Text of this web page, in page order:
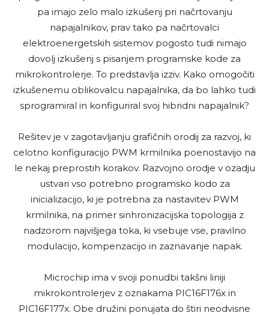
pa imajo zelo malo izkušenj pri načrtovanju
napajalnikov, prav tako pa načrtovalci
elektroenergetskih sistemov pogosto tudi nimajo
dovolj izkušenj s pisanjem programske kode za
mikrokontrolerje. To predstavlja izziv. Kako omogočiti
izkušenemu oblikovalcu napajalnika, da bo lahko tudi
sprogramiral in konfiguriral svoj hibridni napajalnik?
Rešitev je v zagotavljanju grafičnih orodij za razvoj, ki
celotno konfiguracijo PWM krmilnika poenostavijo na
le nekaj preprostih korakov. Razvojno orodje v ozadju
ustvari vso potrebno programsko kodo za
inicializacijo, ki je potrebna za nastavitev PWM
krmilnika, na primer sinhronizacijska topologija z
nadzorom najvišjega toka, ki vsebuje vse, pravilno
modulacijo, kompenzacijo in zaznavanje napak.
Microchip ima v svoji ponudbi takšni liniji
mikrokontrolerjev z oznakama PIC16F176x in
PIC16F177x. Obe družini ponujata do štiri neodvisne